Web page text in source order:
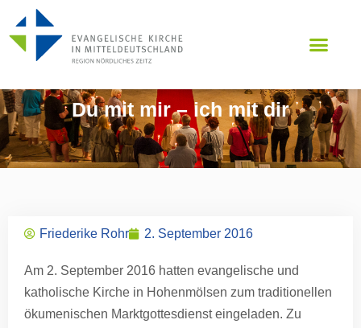
Du mit mir – ich mit dir
Friederike Rohr 2. September 2016
Am 2. September 2016 hatten evangelische und
katholische Kirche in Hohenmölsen zum traditionellen
ökumenischen Marktgottesdienst eingeladen. Zu